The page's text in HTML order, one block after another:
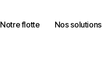
Notre flotte
Nos solutions